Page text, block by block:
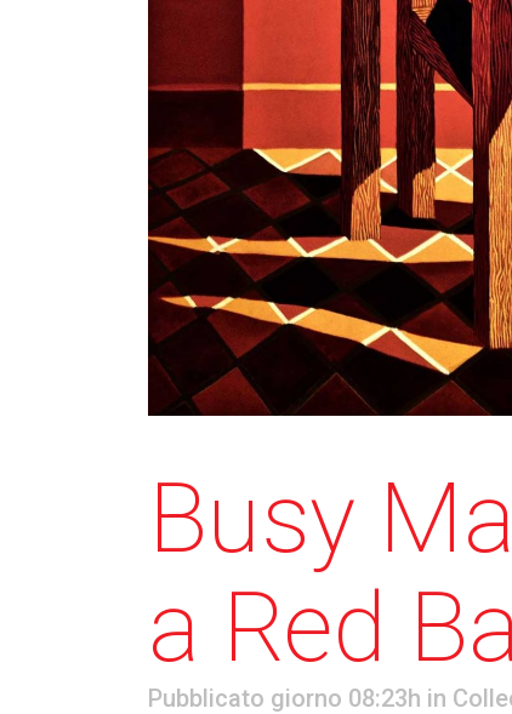
Busy
a Red
Pubblicato giorno 08:23h in